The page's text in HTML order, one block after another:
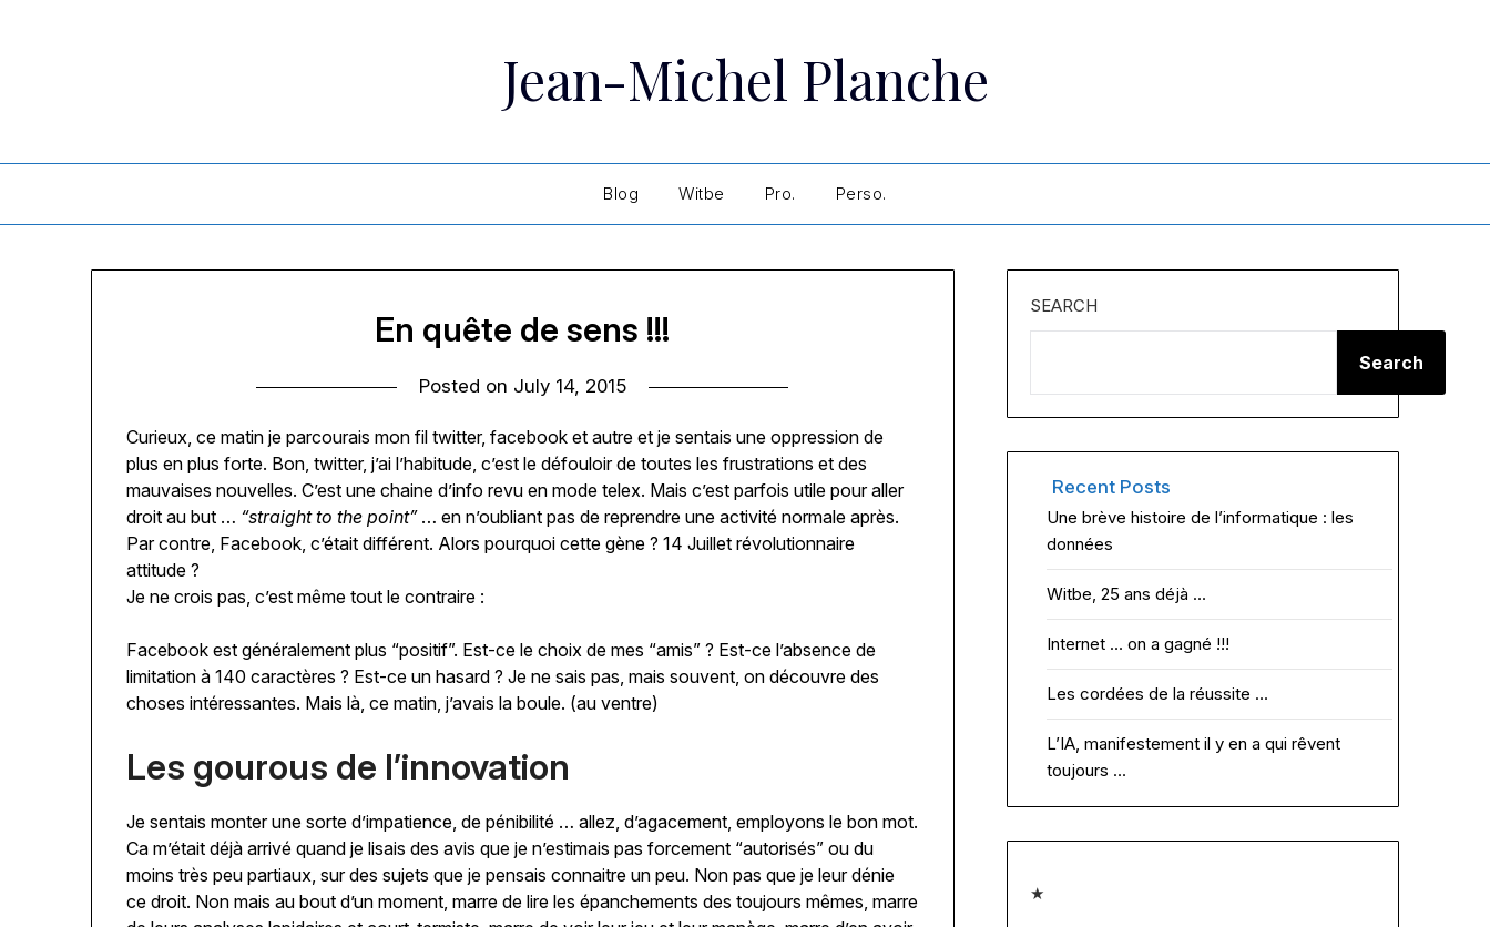
Jean-Michel Planche
Blog Witbe Pro. Perso.
En quête de sens !!!
Posted on July 14, 2015
Curieux, ce matin je parcourais mon fil twitter, facebook et autre et je sentais une oppression de
plus en plus forte. Bon, twitter, j’ai l’habitude, c’est le défouloir de toutes les frustrations et des
mauvaises nouvelles. C’est une chaine d’info revu en mode telex. Mais c’est parfois utile pour aller
droit au but … “straight to the point”… en n’oubliant pas de reprendre une activité normale après.
Par contre, Facebook, c’était différent. Alors pourquoi cette gène ? 14 Juillet révolutionnaire
attitude ?
Je ne crois pas, c’est même tout le contraire :
Facebook est généralement plus “positif”. Est-ce le choix de mes “amis” ? Est-ce l’absence de
limitation à 140 caractères ? Est-ce un hasard ? Je ne sais pas, mais souvent, on découvre des
choses intéressantes. Mais là, ce matin, j’avais la boule. (au ventre)
Les gourous de l’innovation
Je sentais monter une sorte d’impatience, de pénibilité … allez, d’agacement, employons le bon mot.
Ca m’était déjà arrivé quand je lisais des avis que je n’estimais pas forcement “autorisés” ou du
moins très peu partiaux, sur des sujets que je pensais connaitre un peu. Non pas que je leur dénie
ce droit. Non mais au bout d’un moment, marre de lire les épanchements des toujours mêmes, marre
SEARCH
Search
Recent Posts
Une brève histoire de l’informatique : les
données
Witbe, 25 ans déjà …
Internet … on a gagné !!!
Les cordées de la réussite …
L’IA, manifestement il y en a qui rêvent
toujours …
★